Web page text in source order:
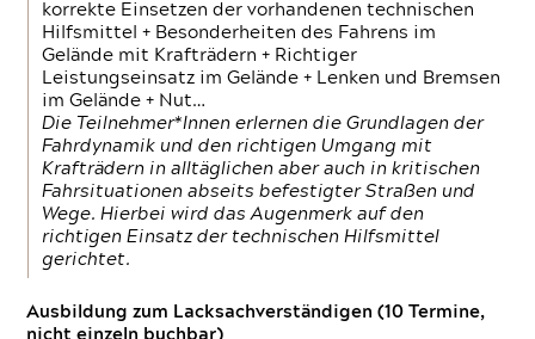
korrekte Einsetzen der vorhandenen technischen
Hilfsmittel + Besonderheiten des Fahrens im
Gelände mit Krafträdern + Richtiger
Leistungseinsatz im Gelände + Lenken und Bremsen
im Gelände + Nut…
Die Teilnehmer*Innen erlernen die Grundlagen der
Fahrdynamik und den richtigen Umgang mit
Krafträdern in alltäglichen aber auch in kritischen
Fahrsituationen abseits befestigter Straßen und
Wege. Hierbei wird das Augenmerk auf den
richtigen Einsatz der technischen Hilfsmittel
gerichtet.
Ausbildung zum Lacksachverständigen (10 Termine,
nicht einzeln buchbar)